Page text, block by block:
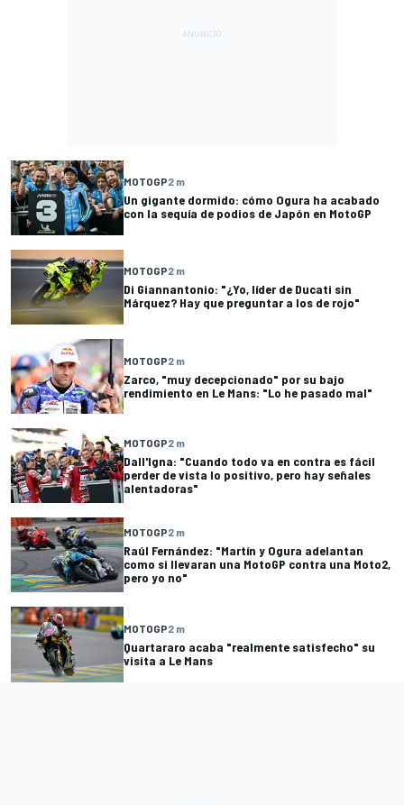
MOTOGP2 m
Un gigante dormido: cómo Ogura ha acabado
con la sequía de podios de Japón en MotoGP
MOTOGP2 m
Di Giannantonio: "¿Yo, líder de Ducati sin
Márquez? Hay que preguntar a los de rojo"
MOTOGP2 m
Zarco, "muy decepcionado" por su bajo
rendimiento en Le Mans: "Lo he pasado mal"
MOTOGP2 m
Dall'Igna: "Cuando todo va en contra es fácil
perder de vista lo positivo, pero hay señales
alentadoras"
MOTOGP2 m
Raúl Fernández: "Martín y Ogura adelantan
como si llevaran una MotoGP contra una Moto2,
pero yo no"
MOTOGP2 m
Quartararo acaba "realmente satisfecho" su
visita a Le Mans